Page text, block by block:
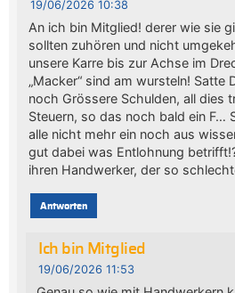
19/06/2026 10:38
An ich bin Mitglied! derer wie sie
sollten zuhören und nicht
unsere Karre bis zur Achse im
„Macker“ sind am wursteln! Satte
noch Grössere Schulden, all dies
Steuern, so das noch bald ein F…
alle nicht mehr ein noch aus
gut dabei was Entlohnung
ihren Handwerker, der so
Antworten
Ich bin Mitglied
19/06/2026 11:53